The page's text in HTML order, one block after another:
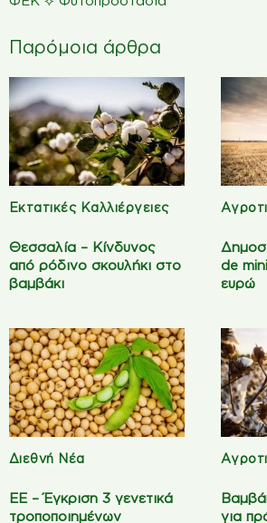
Παρόμοια άρθρα
Εκτατικές Καλλιέργειες
Θεσσαλία – Κίνδυνος
από ρόδινο σκουλήκι στο
βαμβάκι
de
ευρώ
Διεθνή Νέα
ΕΕ – Έγκριση 3 γενετικά
τροποποιημένων
για